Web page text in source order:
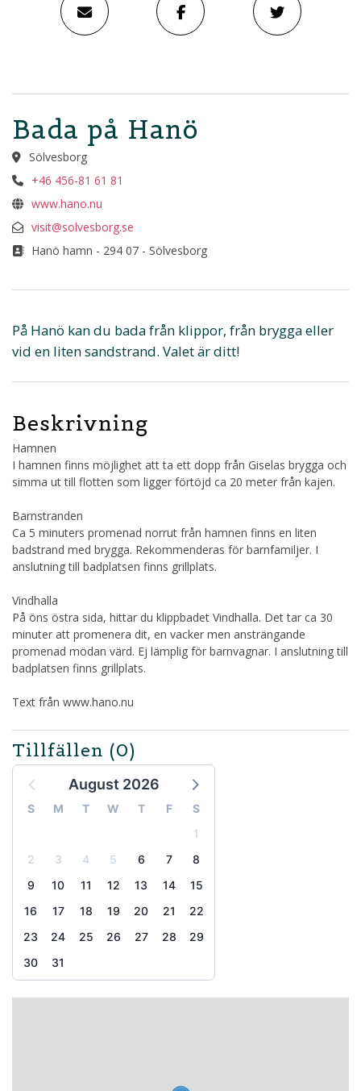
Bada på Hanö
Sölvesborg
+46 456-81 61 81
www.hano.nu
visit@solvesborg.se
Hanö hamn - 294 07 - Sölvesborg
På Hanö kan du bada från klippor, från brygga eller
vid en liten sandstrand. Valet är ditt!
Beskrivning
Hamnen
I hamnen finns möjlighet att ta ett dopp från Giselas brygga och
simma ut till flotten som ligger förtöjd ca 20 meter från kajen.
Barnstranden
Ca 5 minuters promenad norrut från hamnen finns en liten
badstrand med brygga. Rekommenderas för barnfamiljer. I
anslutning till badplatsen finns grillplats.
Vindhalla
På öns östra sida, hittar du klippbadet Vindhalla. Det tar ca 30
minuter att promenera dit, en vacker men ansträngande
promenad mödan värd. Ej lämplig för barnvagnar. I anslutning till
badplatsen finns grillplats.
Text från www.hano.nu
Tillfällen (0)
August 2026
S M T W T F
S
1
2
3 4 5 6 7
8
9
10 11 12 13 14
15
16
17 18 19 20 21
22
23
24 25 26 27 28
29
30
31